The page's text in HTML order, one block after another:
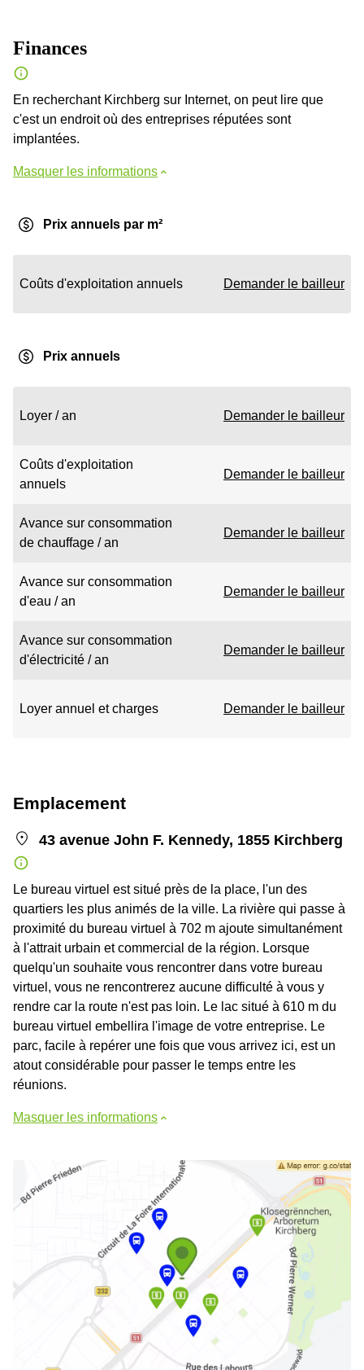
Finances
En recherchant Kirchberg sur Internet, on peut lire que
c'est un endroit où des entreprises réputées sont
implantées.
Masquer les informations
Prix annuels par m²
Coûts d'exploitation annuels Demander le bailleur
Prix annuels
Loyer / an Demander le bailleur
Coûts d'exploitation
annuels
Demander le bailleur
Avance sur consommation
de chauffage / an
Demander le bailleur
Avance sur consommation
d'eau / an
Demander le bailleur
Avance sur consommation
d'électricité / an
Demander le bailleur
Loyer annuel et charges Demander le bailleur
Emplacement
43 avenue John F. Kennedy, 1855 Kirchberg
Le bureau virtuel est situé près de la place, l'un des
quartiers les plus animés de la ville. La rivière qui passe à
proximité du bureau virtuel à 702 m ajoute simultanément
à l'attrait urbain et commercial de la région. Lorsque
quelqu'un souhaite vous rencontrer dans votre bureau
virtuel, vous ne rencontrerez aucune difficulté à vous y
rendre car la route n'est pas loin. Le lac situé à 610 m du
bureau virtuel embellira l'image de votre entreprise. Le
parc, facile à repérer une fois que vous arrivez ici, est un
atout considérable pour passer le temps entre les
réunions.
Masquer les informations